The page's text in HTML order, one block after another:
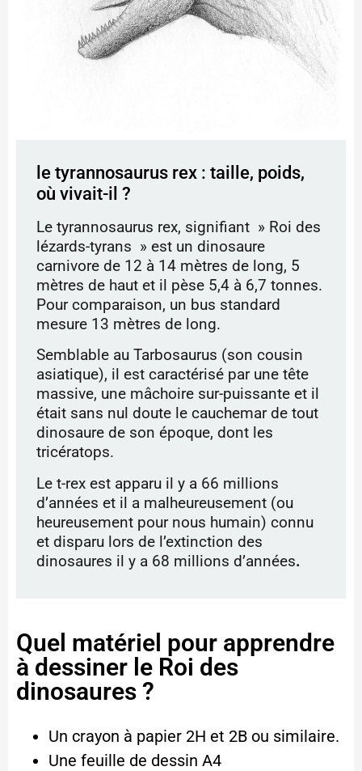
le tyrannosaurus rex : taille, poids,
où vivait-il ?
Le tyrannosaurus rex, signifiant » Roi des
lézards-tyrans » est un dinosaure
carnivore de 12 à 14 mètres de long, 5
mètres de haut et il pèse 5,4 à 6,7 tonnes.
Pour comparaison, un bus standard
mesure 13 mètres de long.
Semblable au Tarbosaurus (son cousin
asiatique), il est caractérisé par une tête
massive, une mâchoire sur-puissante et il
était sans nul doute le cauchemar de tout
dinosaure de son époque, dont les
tricératops.
Le t-rex est apparu il y a 66 millions
d’années et il a malheureusement (ou
heureusement pour nous humain) connu
et disparu lors de l’extinction des
dinosaures il y a 68 millions d’années.
Quel matériel pour apprendre
à dessiner le Roi des
dinosaures ?
Un crayon à papier 2H et 2B ou similaire.
Une feuille de dessin A4